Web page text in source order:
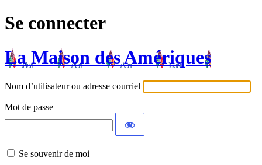
Se connecter
La Maison des Amériques
Nom d’utilisateur ou adresse courriel
Mot de passe
Se souvenir de moi